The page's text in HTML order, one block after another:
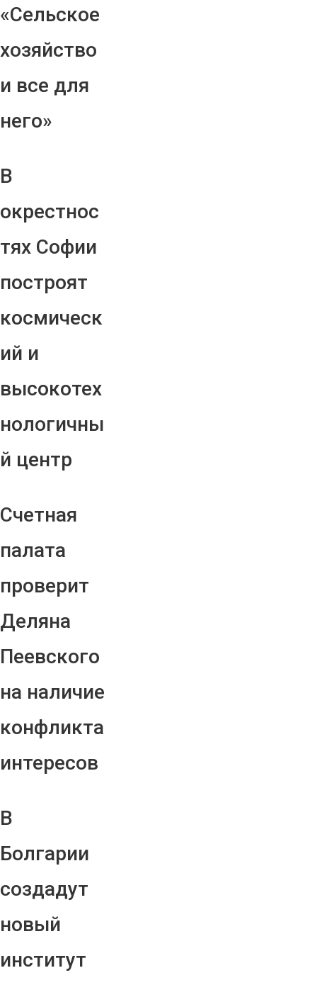
«Сельское
хозяйство
и все для
него»
В
окрестнос
тях Софии
построят
космическ
ий и
высокотех
нологичны
й центр
Счетная
палата
проверит
Деляна
Пеевского
на наличие
конфликта
интересов
В
Болгарии
создадут
новый
институт